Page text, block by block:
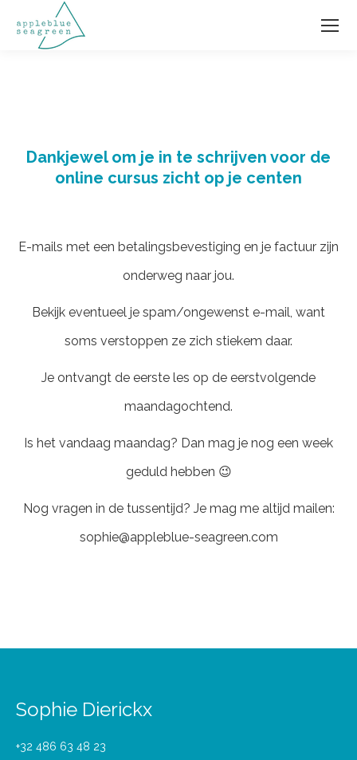
Dankjewel om je in te schrijven voor de
online cursus zicht op je centen
E-mails met een betalingsbevestiging en je factuur zijn
onderweg naar jou.
Bekijk eventueel je spam/ongewenst e-mail, want
soms verstoppen ze zich stiekem daar.
Je ontvangt de eerste les op de eerstvolgende
maandagochtend.
Is het vandaag maandag? Dan mag je nog een week
geduld hebben 😉
Nog vragen in de tussentijd? Je mag me altijd mailen:
sophie@appleblue-seagreen.com
Sophie Dierickx
+32 486 63 48 23